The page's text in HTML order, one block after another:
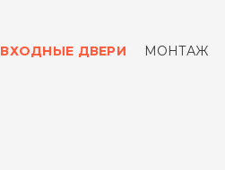
ВХОДНЫЕ ДВЕРИ МОНТАЖ